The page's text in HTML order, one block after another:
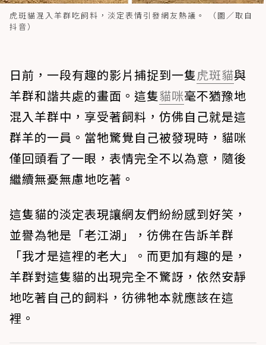
虎斑貓混入羊群吃飼料，淡定表情引發網友熱議。 （圖／取自
抖音）
日前，一段有趣的影片捕捉到一隻虎斑貓與
羊群和諧共處的畫面。這隻貓咪毫不猶豫地
混入羊群中，享受著飼料，仿佛自己就是這
群羊的一員。當牠驚覺自己被發現時，貓咪
僅回頭看了一眼，表情完全不以為意，隨後
繼續無憂無慮地吃著。
這隻貓的淡定表現讓網友們紛紛感到好笑，
並譽為牠是「老江湖」，彷佛在告訴羊群
「我才是這裡的老大」。而更加有趣的是，
羊群對這隻貓的出現完全不驚訝，依然安靜
地吃著自己的飼料，彷彿牠本就應該在這
裡。